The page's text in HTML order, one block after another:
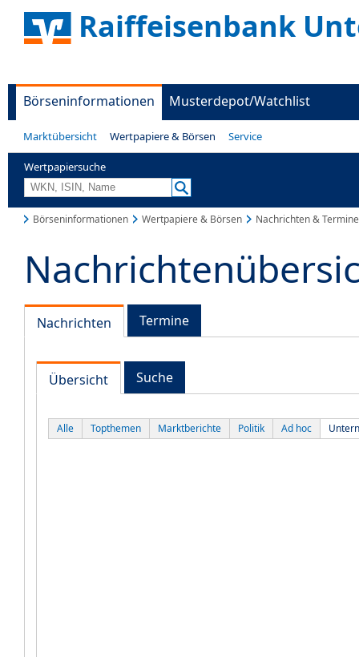
Raiffeisenbank
Börseninformationen Musterdepot/Watchlist
Marktübersicht Wertpapiere & Börsen Service
Wertpapiersuche
Börseninformationen Wertpapiere & Börsen Nachrichten & Termine
Nachrichten Termine
Übersicht Suche
Alle Topthemen Marktberichte Politik Ad hoc